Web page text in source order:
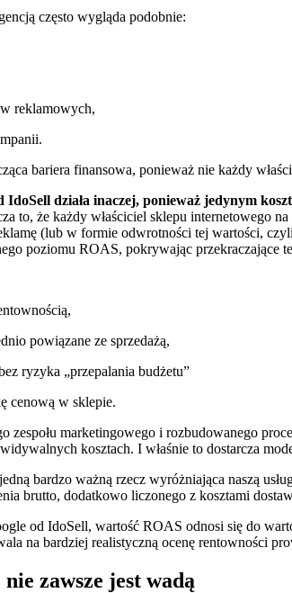
często wygląda podobnie:
reklamowych,
bariera finansowa, ponieważ nie każdy
działa inaczej, ponieważ jedynym
to, że każdy właściciel sklepu internetowego
(lub w formie odwrotności tej wartości,
poziomu ROAS, pokrywając
powiązane ze sprzedażą,
ryzyka „przepalania budżetu”
cenową w sklepie.
zespołu marketingowego i rozbudowanego
kosztach. I właśnie to dostarcza
bardzo ważną rzecz wyróżniająca naszą
brutto, dodatkowo liczonego z kosztami
od IdoSell, wartość ROAS odnosi się do
na bardziej realistyczną ocenę rentowności
zawsze jest wadą